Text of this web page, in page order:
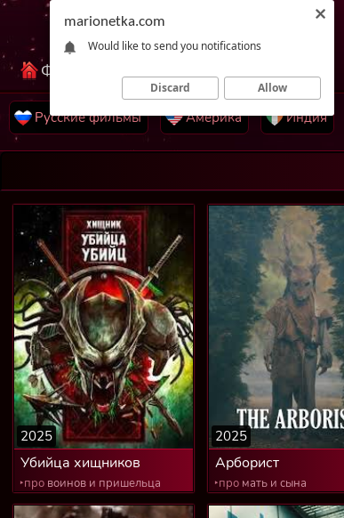
Фильмы КиноНетка Лучшие фильмы
Русские фильмы Америка Индия
Убийца хищников
2025
‣про воинов и пришельца
Арборист
2025
‣про мать и сына
marionetka.com
Would like to send you notifications
Discard Allow